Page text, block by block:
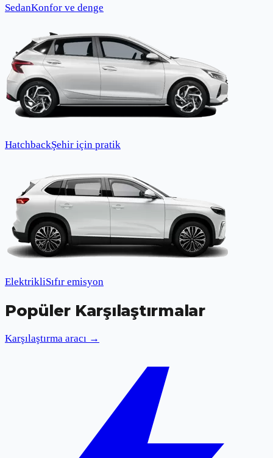
SedanKonfor ve denge
HatchbackŞehir için pratik
ElektrikliSıfır emisyon
Popüler Karşılaştırmalar
Karşılaştırma aracı →